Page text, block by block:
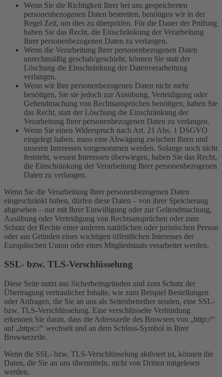
Wenn Sie die Richtigkeit Ihrer bei uns gespeicherten
personenbezogenen Daten bestreiten, benötigen wir in der
Regel Zeit, um dies zu überprüfen. Für die Dauer der Prüfung
haben Sie das Recht, die Einschränkung der Verarbeitung
Ihrer personenbezogenen Daten zu verlangen.
Wenn die Verarbeitung Ihrer personenbezogenen Daten
unrechtmäßig geschah/geschieht, können Sie statt der
Löschung die Einschränkung der Datenverarbeitung
verlangen.
Wenn wir Ihre personenbezogenen Daten nicht mehr
benötigen, Sie sie jedoch zur Ausübung, Verteidigung oder
Geltendmachung von Rechtsansprüchen benötigen, haben Sie
das Recht, statt der Löschung die Einschränkung der
Verarbeitung Ihrer personenbezogenen Daten zu verlangen.
Wenn Sie einen Widerspruch nach Art. 21 Abs. 1 DSGVO
eingelegt haben, muss eine Abwägung zwischen Ihren und
unseren Interessen vorgenommen werden. Solange noch nicht
feststeht, wessen Interessen überwiegen, haben Sie das Recht,
die Einschränkung der Verarbeitung Ihrer personenbezogenen
Daten zu verlangen.
Wenn Sie die Verarbeitung Ihrer personenbezogenen Daten
eingeschränkt haben, dürfen diese Daten – von ihrer Speicherung
abgesehen – nur mit Ihrer Einwilligung oder zur Geltendmachung,
Ausübung oder Verteidigung von Rechtsansprüchen oder zum
Schutz der Rechte einer anderen natürlichen oder juristischen Person
oder aus Gründen eines wichtigen öffentlichen Interesses der
Europäischen Union oder eines Mitgliedstaats verarbeitet werden.
SSL- bzw. TLS-Verschlüsselung
Diese Seite nutzt aus Sicherheitsgründen und zum Schutz der
Übertragung vertraulicher Inhalte, wie zum Beispiel Bestellungen
oder Anfragen, die Sie an uns als Seitenbetreiber senden, eine SSL-
bzw. TLS-Verschlüsselung. Eine verschlüsselte Verbindung
erkennen Sie daran, dass die Adresszeile des Browsers von „http://“
auf „https://“ wechselt und an dem Schloss-Symbol in Ihrer
Browserzeile.
Wenn die SSL- bzw. TLS-Verschlüsselung aktiviert ist, können die
Daten, die Sie an uns übermitteln, nicht von Dritten mitgelesen
werden.